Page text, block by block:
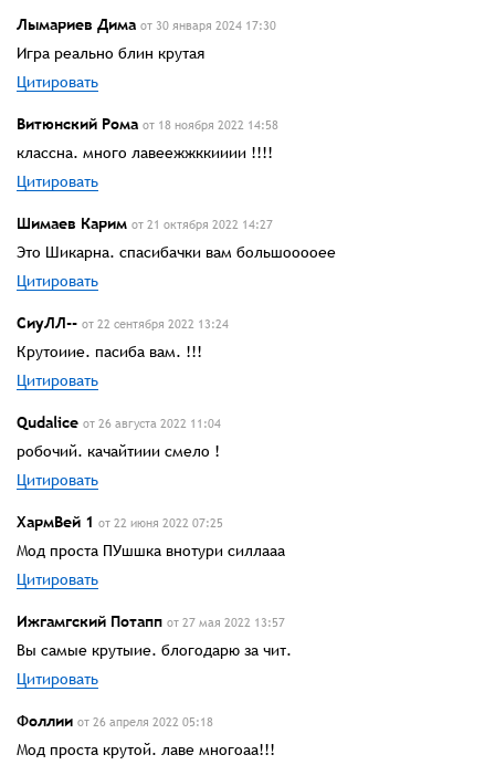
Лымариев Дима от 30 января 2024 17:30
Игра реально блин крутая
Цитировать
Витюнский Рома от 18 ноября 2022 14:58
классна. много лавеежжккииии !!!!
Цитировать
Шимаев Карим от 21 октября 2022 14:27
Это Шикарна. спасибачки вам большооооее
Цитировать
СиуЛЛ-- от 22 сентября 2022 13:24
Крутоиие. пасиба вам. !!!
Цитировать
Qudalice от 26 августа 2022 11:04
робочий. качайтиии смело !
Цитировать
ХармВей 1 от 22 июня 2022 07:25
Мод проста ПУшшка внотури силлааа
Цитировать
Ижгамгский Потапп от 27 мая 2022 13:57
Вы самые крутыие. блогодарю за чит.
Цитировать
Фоллии от 26 апреля 2022 05:18
Мод проста крутой. лаве многоаа!!!